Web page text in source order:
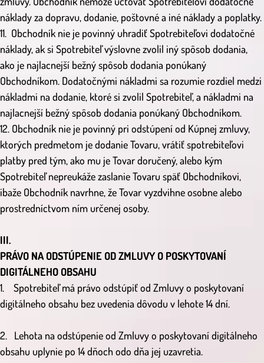
náklady za dopravu, dodanie, poštovné a iné náklady a poplatky.
11. Obchodník nie je povinný uhradiť Spotrebiteľovi dodatočné
náklady, ak si Spotrebiteľ výslovne zvolil iný spôsob dodania,
ako je najlacnejší bežný spôsob dodania ponúkaný
Obchodníkom. Dodatočnými nákladmi sa rozumie rozdiel medzi
nákladmi na dodanie, ktoré si zvolil Spotrebiteľ, a nákladmi na
najlacnejší bežný spôsob dodania ponúkaný Obchodníkom.
12. Obchodník nie je povinný pri odstúpení od Kúpnej zmluvy,
ktorých predmetom je dodanie Tovaru, vrátiť spotrebiteľovi
platby pred tým, ako mu je Tovar doručený, alebo kým
Spotrebiteľ nepreukáže zaslanie Tovaru späť Obchodníkovi,
ibaže Obchodník navrhne, že Tovar vyzdvihne osobne alebo
prostredníctvom ním určenej osoby.
III.
PRÁVO NA ODSTÚPENIE OD ZMLUVY O POSKYTOVANÍ
DIGITÁLNEHO OBSAHU
1. Spotrebiteľ má právo odstúpiť od Zmluvy o poskytovaní
digitálneho obsahu bez uvedenia dôvodu v lehote 14 dní.
2. Lehota na odstúpenie od Zmluvy o poskytovaní digitálneho
obsahu uplynie po 14 dňoch odo dňa jej uzavretia.